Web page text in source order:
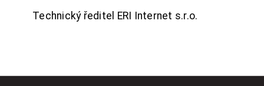
Technický ředitel ERI Internet s.r.o.